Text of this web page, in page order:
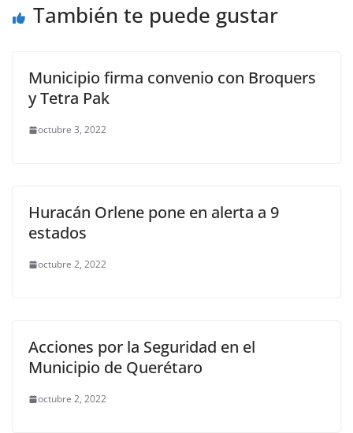
También te puede gustar
Municipio firma convenio con Broquers
y Tetra Pak
octubre 3, 2022
Huracán Orlene pone en alerta a 9
estados
octubre 2, 2022
Acciones por la Seguridad en el
Municipio de Querétaro
octubre 2, 2022